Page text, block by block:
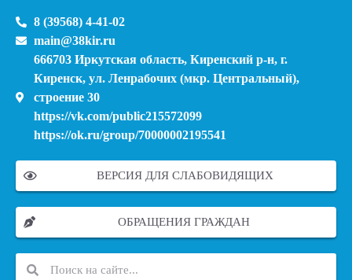
8 (39568) 4-41-02
main@38kir.ru
666703 Иркутская область, Киренский р-н, г.
Киренск, ул. Ленрабочих (мкр. Центральный),
строение 30
https://vk.com/public215572099
https://ok.ru/group/70000002195541
ВЕРСИЯ ДЛЯ СЛАБОВИДЯЩИХ
ОБРАЩЕНИЯ ГРАЖДАН